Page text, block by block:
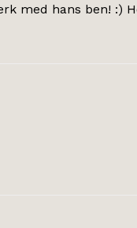
med hans ben! :)